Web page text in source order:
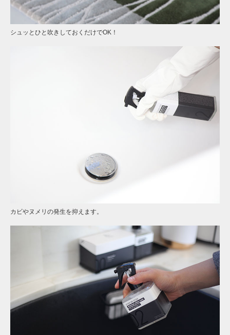
シュッとひと吹きしておくだけでOK！
カビやヌメリの発生を抑えます。